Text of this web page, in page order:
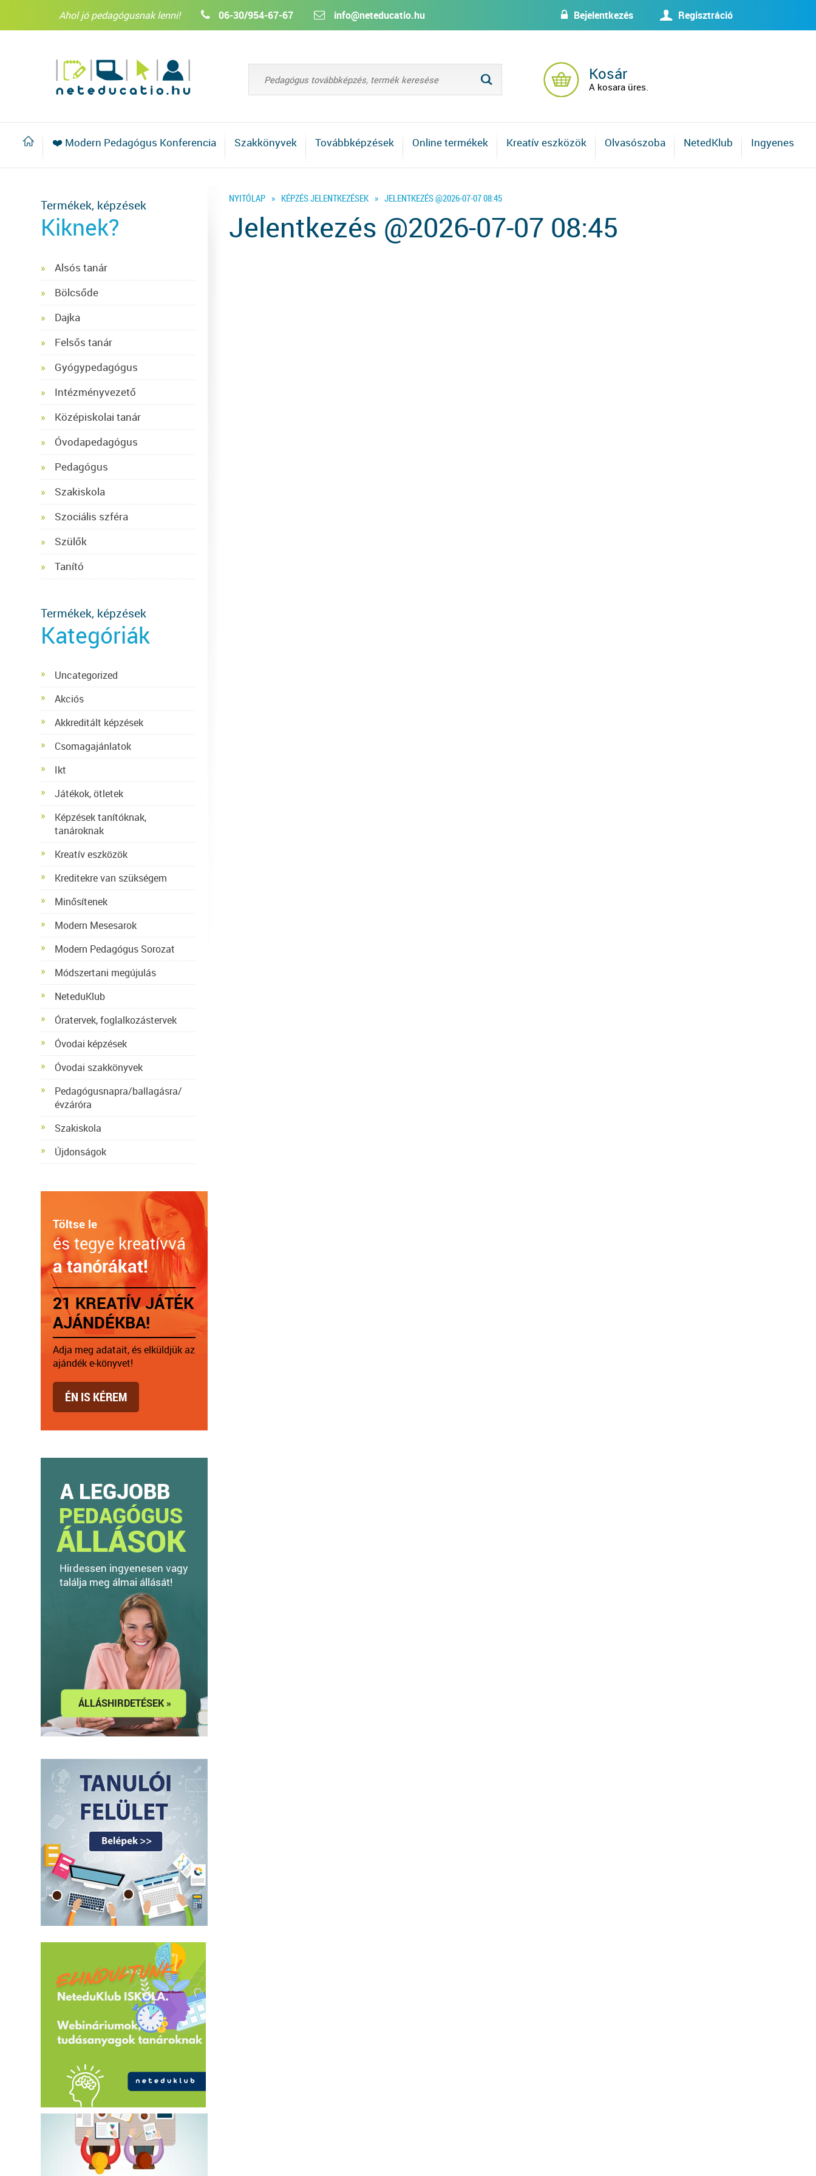
w Bejelentkezés U Regisztráció
Ahol jó pedagógusnak lenni! 06-30/954-67-67 info@neteducatio.hu
L Kosár
A kosara üres.
❤️ Modern Pedagógus Konferencia Szakkönyvek Továbbképzések Online termékek Kreatív eszközök Olvasószoba NetedKlub Ingyenes
NYITÓLAP » KÉPZÉS JELENTKEZÉSEK » JELENTKEZÉS @2026-07-07 08:45
Jelentkezés @2026-07-07 08:45
Termékek, képzések
Kiknek?
Alsós tanár
Bölcsőde
Dajka
Felsős tanár
Gyógypedagógus
Intézményvezető
Középiskolai tanár
Óvodapedagógus
Pedagógus
Szakiskola
Szociális szféra
Szülők
Tanító
Termékek, képzések
Kategóriák
Uncategorized
Akciós
Akkreditált képzések
Csomagajánlatok
Ikt
Játékok, ötletek
Képzések tanítóknak,
tanároknak
Kreatív eszközök
Kreditekre van szükségem
Minősítenek
Modern Mesesarok
Modern Pedagógus Sorozat
Módszertani megújulás
NeteduKlub
Óratervek, foglalkozástervek
Óvodai képzések
Óvodai szakkönyvek
Pedagógusnapra/ballagásra/
évzáróra
Szakiskola
Újdonságok
Töltse le
és tegye kreatívvá
a tanórákat!
21 KREATÍV JÁTÉK
AJÁNDÉKBA!
Adja meg adatait, és elküldjük az
ajándék e-könyvet!
ÉN IS KÉREM